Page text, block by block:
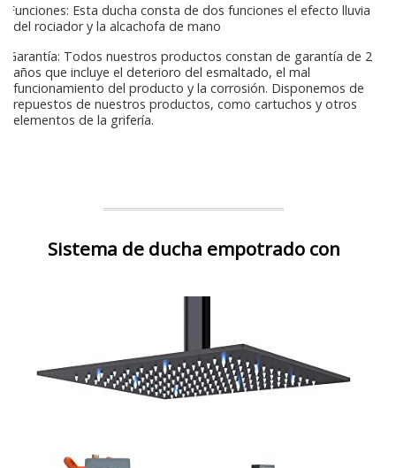
Funciones: Esta ducha consta de dos funciones el efecto lluvia
del rociador y la alcachofa de mano
Garantía: Todos nuestros productos constan de garantía de 2
años que incluye el deterioro del esmaltado, el mal
funcionamiento del producto y la corrosión. Disponemos de
repuestos de nuestros productos, como cartuchos y otros
elementos de la grifería.
Sistema de ducha empotrado con